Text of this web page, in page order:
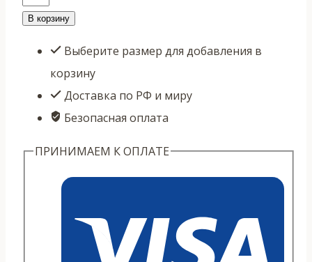
товара
синий
белыми
иероглифами
"кунг-
В корзину
Выберите размер для добавления в
корзину
Доставка по РФ и миру
Безопасная оплата
ПРИНИМАЕМ К ОПЛАТЕ